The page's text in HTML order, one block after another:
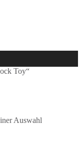
Toy“
Auswahl